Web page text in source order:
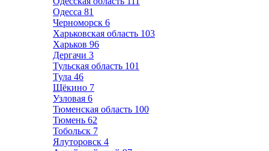
Одесса 81
Черноморск 6
Харьковская область 103
Харьков 96
Дергачи 3
Тульская область 101
Тула 46
Щёкино 7
Узловая 6
Тюменская область 100
Тюмень 62
Тобольск 7
Ялуторовск 4